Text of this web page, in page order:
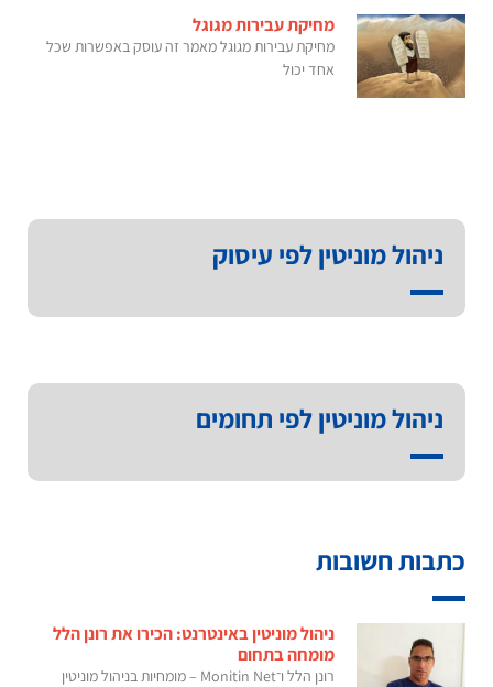
מחיקת עבירות מגוגל
מחיקת עבירות מגוגל מאמר זה עוסק באפשרות שכל
אחד יכול
ניהול מוניטין לפי עיסוק
ניהול מוניטין לפי תחומים
כתבות חשובות
ניהול מוניטין באינטרנט: הכירו את רונן הלל
מומחה בתחום
רונן הלל ו־Monitin Net – מומחיות בניהול מוניטין